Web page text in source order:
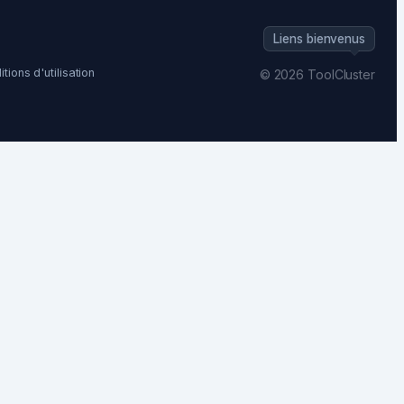
d'utilisation
Liens bienvenus
© 2026 ToolCluster